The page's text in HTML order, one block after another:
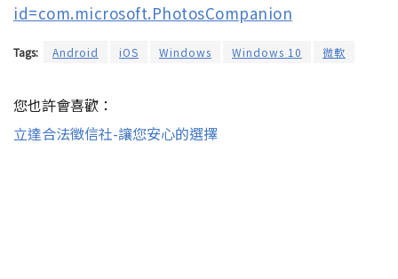
id=com.microsoft.PhotosCompanion
Tags: Android iOS Windows Windows 10 微軟
您也許會喜歡：
立達合法徵信社-讓您安心的選擇